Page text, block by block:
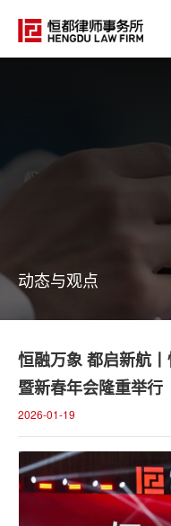
动态与观点
恒融万象 都启新航
暨新春年会隆重举行
2026-01-19